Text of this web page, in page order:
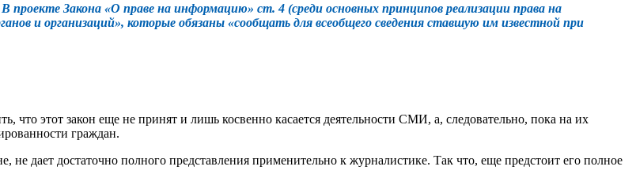
Закона «О праве на информацию» ст. 4 (среди основных принципов реализации права на
и организаций», которые обязаны «сообщать для всеобщего сведения ставшую им известной при
что этот закон еще не принят и лишь косвенно касается деятельности СМИ, а, следовательно, пока на их
граждан.
дает достаточно полного представления применительно к журналистике. Так что, еще предстоит его полное